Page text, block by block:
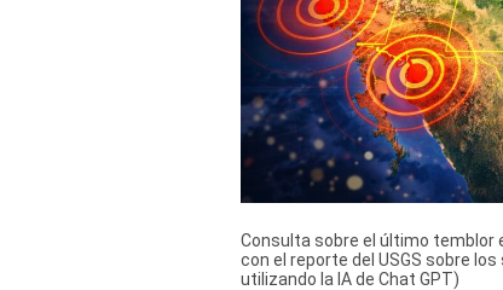
Consulta sobre el último temblor
con el reporte del USGS sobre
utilizando la IA de Chat GPT)